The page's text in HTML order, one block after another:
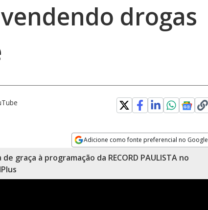
drogas
Adicione como fonte preferencial no Google
Opens in new window
graça à programação da RECORD PAULISTA no